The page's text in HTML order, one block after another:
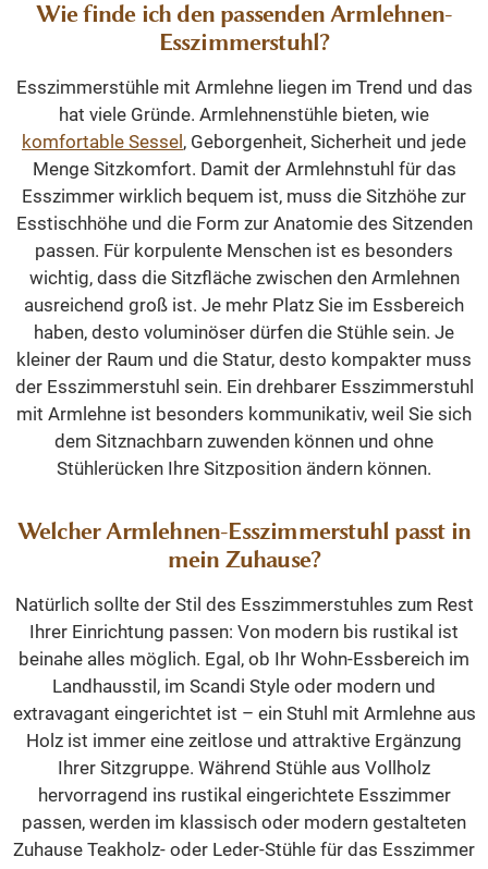
Wie finde ich den passenden Armlehnen-
Esszimmerstuhl?
Esszimmerstühle mit Armlehne liegen im Trend und das
hat viele Gründe. Armlehnenstühle bieten, wie
komfortable Sessel , Geborgenheit, Sicherheit und jede
Menge Sitzkomfort. Damit der Armlehnstuhl für das
Esszimmer wirklich bequem ist, muss die Sitzhöhe zur
Esstischhöhe und die Form zur Anatomie des Sitzenden
passen. Für korpulente Menschen ist es besonders
wichtig, dass die Sitzfläche zwischen den Armlehnen
ausreichend groß ist. Je mehr Platz Sie im Essbereich
haben, desto voluminöser dürfen die Stühle sein. Je
kleiner der Raum und die Statur, desto kompakter muss
der Esszimmerstuhl sein. Ein drehbarer Esszimmerstuhl
mit Armlehne ist besonders kommunikativ, weil Sie sich
dem Sitznachbarn zuwenden können und ohne
Stühlerücken Ihre Sitzposition ändern können.
Welcher Armlehnen-Esszimmerstuhl passt in
mein Zuhause?
Natürlich sollte der Stil des Esszimmerstuhles zum Rest
Ihrer Einrichtung passen: Von modern bis rustikal ist
beinahe alles möglich. Egal, ob Ihr Wohn-Essbereich im
Landhausstil, im Scandi Style oder modern und
extravagant eingerichtet ist – ein Stuhl mit Armlehne aus
Holz ist immer eine zeitlose und attraktive Ergänzung
Ihrer Sitzgruppe. Während Stühle aus Vollholz
hervorragend ins rustikal eingerichtete Esszimmer
passen, werden im klassisch oder modern gestalteten
Zuhause Teakholz- oder Leder-Stühle für das Esszimmer